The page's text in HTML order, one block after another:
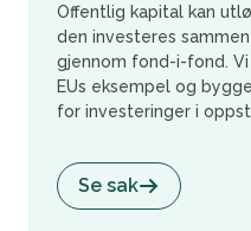
Offentlig kapital kan
den investeres
gjennom fond-i-fond.
EUs eksempel og
for investeringer i
Se sak